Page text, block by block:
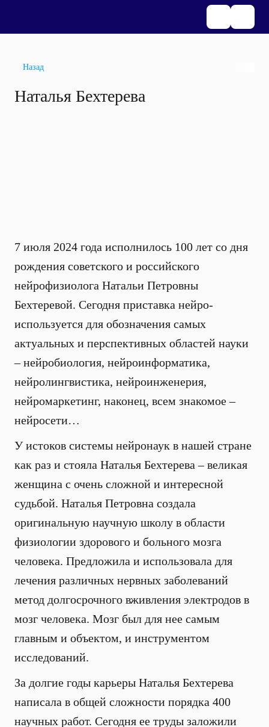
Назад
Наталья Бехтерева
7 июля 2024 года исполнилось 100 лет со дня
рождения советского и российского
нейрофизиолога Натальи Петровны
Бехтеревой. Сегодня приставка нейро-
используется для обозначения самых
актуальных и перспективных областей науки
– нейробиология, нейроинформатика,
нейролингвистика, нейроинженерия,
нейромаркетинг, наконец, всем знакомое –
нейросети…
У истоков системы нейронаук в нашей стране
как раз и стояла Наталья Бехтерева – великая
женщина с очень сложной и интересной
судьбой. Наталья Петровна создала
оригинальную научную школу в области
физиологии здорового и больного мозга
человека. Предложила и использовала для
лечения различных нервных заболеваний
метод долгосрочного вживления электродов в
мозг человека. Мозг был для нее самым
главным и объектом, и инструментом
исследований.
За долгие годы карьеры Наталья Бехтерева
написала в общей сложности порядка 400
научных работ. Сегодня ее труды заложили